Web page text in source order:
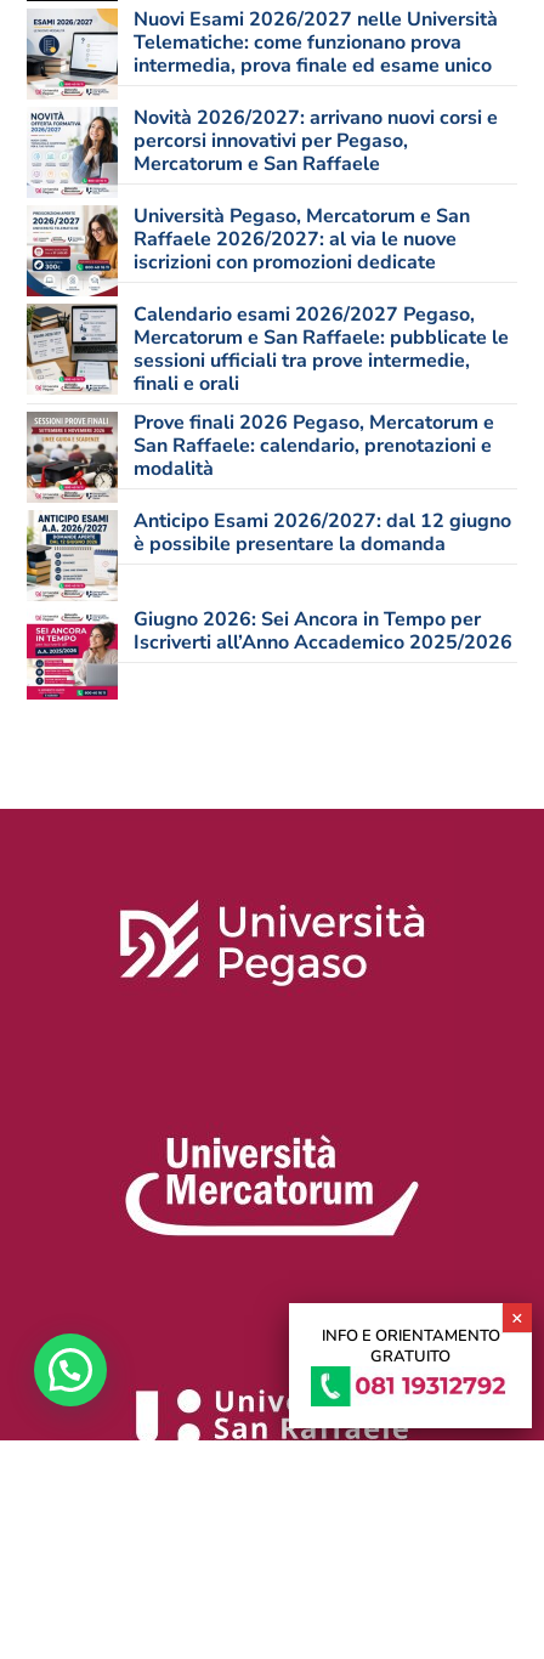
Nuovi Esami 2026/2027 nelle Università
Telematiche: come funzionano prova
intermedia, prova finale ed esame unico
Novità 2026/2027: arrivano nuovi corsi e
percorsi innovativi per Pegaso,
Mercatorum e San Raffaele
Università Pegaso, Mercatorum e San
Raffaele 2026/2027: al via le nuove
iscrizioni con promozioni dedicate
Calendario esami 2026/2027 Pegaso,
Mercatorum e San Raffaele: pubblicate le
sessioni ufficiali tra prove intermedie,
finali e orali
Prove finali 2026 Pegaso, Mercatorum e
San Raffaele: calendario, prenotazioni e
modalità
Anticipo Esami 2026/2027: dal 12 giugno
è possibile presentare la domanda
Giugno 2026: Sei Ancora in Tempo per
Iscriverti all’Anno Accademico 2025/2026
INFO E ORIENTAMENTO
GRATUITO